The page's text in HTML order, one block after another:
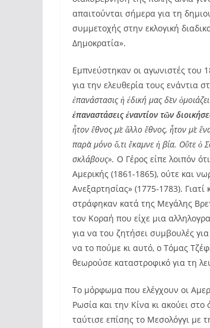
απαιτούνται σήμερα για τη
συμμετοχής στην εκλογική
Δημοκρατία».
Εμπνεύστηκαν οι αγωνιστές του
για την ελευθερία τους ενάντια
ἐπανάστασις ἡ ἐδική μας δὲν
ἐπαναστάσεις ἐναντίον τῶν
ἦτον ἔθνος μὲ ἄλλο ἔθνος, ἦτον μὲ
παρὰ μόνο ὅ,τι ἔκαμνε ἡ βία. Οὔτε ὁ
σκλάβους». Ο Γέρος είπε λοιπόν
Αμερικής (1861-1865), ούτε και
Ανεξαρτησίας» (1775-1783). Γιατί
στράφηκαν κατά της Μεγάλης
τον Κοραή που είχε μια
για να του ζητήσει συμβουλές
να το πούμε κι αυτό, ο Τόμας
θεωρούσε καταστροφικό για τη
Το μόρφωμα που ελέγχουν οι
Ρωσία και την Κίνα κι ακούει
ταύτισε επίσης το Μεσολόγγι